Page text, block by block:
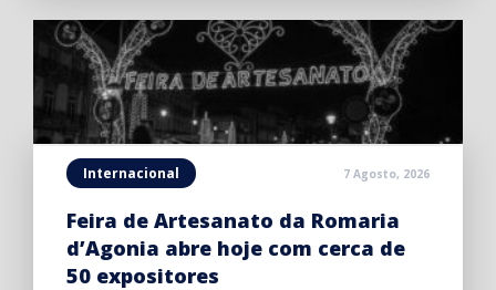
Internacional 7 Agosto, 2026
Feira de Artesanato da Romaria
d’Agonia abre hoje com cerca de
50 expositores